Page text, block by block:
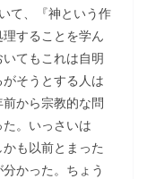
て、『神という作
することを学ん
てもこれは自明
そうとする人は
から宗教的な問
。いっさいは
も以前とまった
かった。ちょう